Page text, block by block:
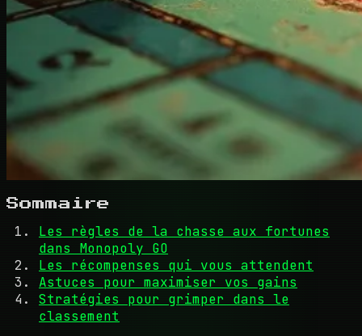
Sommaire
Les règles de la chasse aux fortunes
dans Monopoly GO
Les récompenses qui vous attendent
Astuces pour maximiser vos gains
Stratégies pour grimper dans le
classement